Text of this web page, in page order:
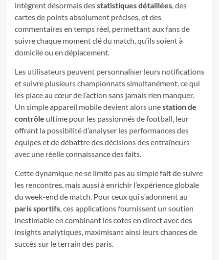
intègrent désormais desstatistiques détaillées, des
cartes de points absolument précises, et des
commentaires en temps réel, permettant aux fans de
suivre chaque moment clé du match, qu’ils soient à
domicile ou en déplacement.
Les utilisateurs peuvent personnaliser leurs notifications
et suivre plusieurs championnats simultanément, ce qui
les place au cœur de l’action sans jamais rien manquer.
Un simple appareil mobile devient alors unestation de
contrôle ultime pour les passionnés de football, leur
offrant la possibilité d’analyser les performances des
équipes et de débattre des décisions des entraîneurs
avec une réelle connaissance des faits.
Cette dynamique ne se limite pas au simple fait de suivre
les rencontres, mais aussi à enrichir l’expérience globale
du week-end de match. Pour ceux qui s’adonnent au
paris sportifs, ces applications fournissent un soutien
inestimable en combinant les cotes en direct avec des
insights analytiques, maximisant ainsi leurs chances de
succès sur le terrain des paris.